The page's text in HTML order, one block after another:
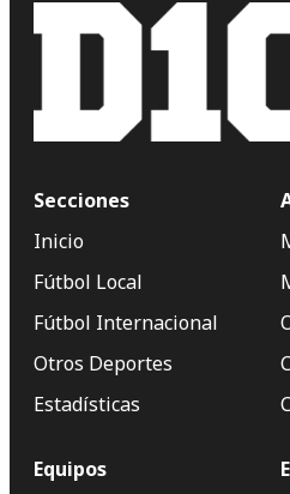
Secciones
Inicio
Fútbol Local
Fútbol Internacional
Otros Deportes
Estadísticas
Equipos